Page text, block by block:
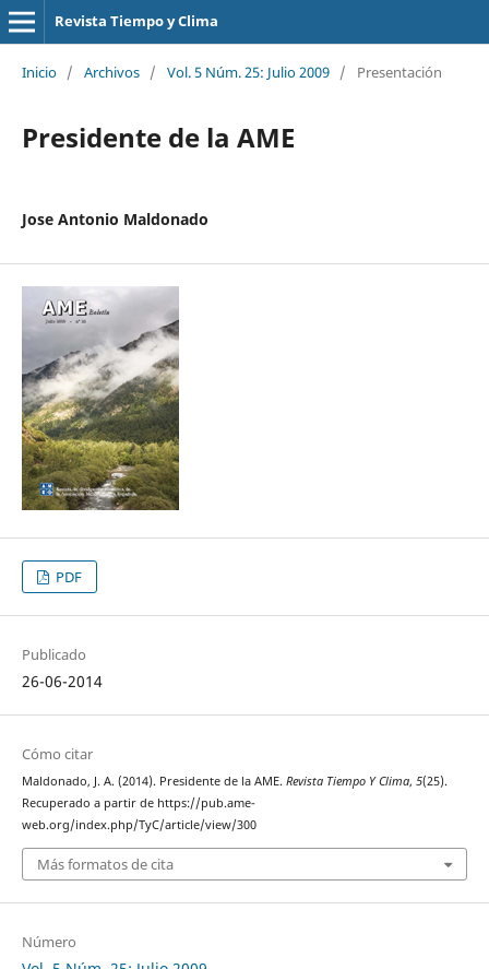
Revista Tiempo y Clima
Inicio / Archivos / Vol. 5 Núm. 25: Julio 2009 / Presentación
Presidente de la AME
Jose Antonio Maldonado
PDF
Publicado
26-06-2014
Cómo citar
Maldonado, J. A. (2014). Presidente de la AME. Revista Tiempo Y Clima, 5(25).
Recuperado a partir de https://pub.ame-
web.org/index.php/TyC/article/view/300
Más formatos de cita
Número